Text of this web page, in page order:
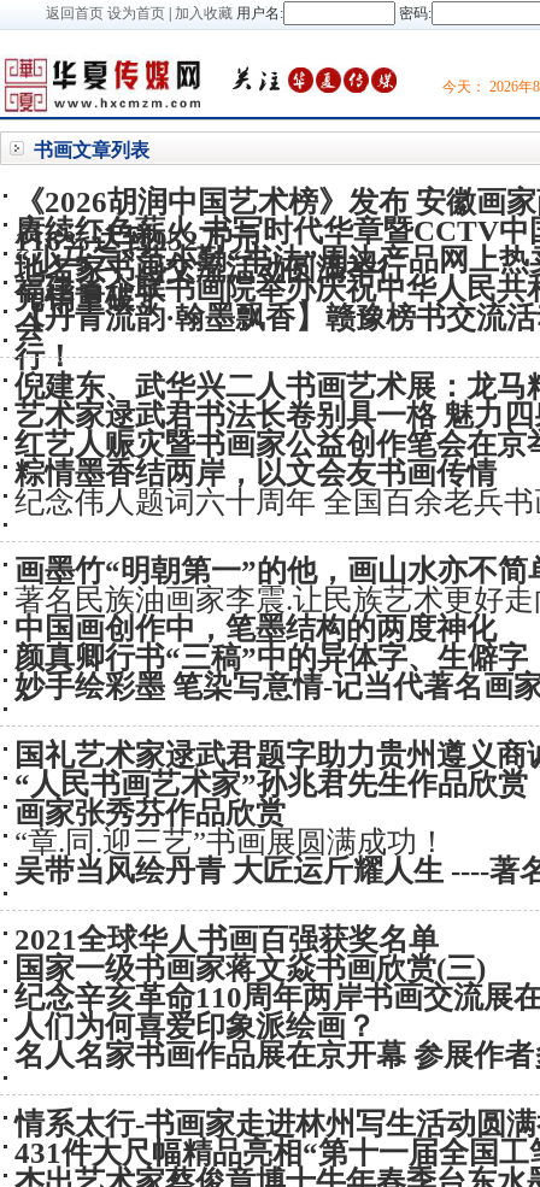
返回首页 设为首页| 加入收藏用户名: 密码:
今天： 2026年
书画文章列表
《2026胡润中国艺术榜》发布 安徽画
116%达到952万元
赓续红色薪火 书写时代华章暨CCTV
地名家书画交流活动圆满举行
“小马云”范小勤“书法”周边产品网上热
元销量破千
福建省企联书画院举办庆祝中华人民共
会
【丹青流韵·翰墨飘香】赣豫榜书交流
行！
倪建东、武华兴二人书画艺术展：龙马
艺术家逯武君书法长卷别具一格 魅力
红艺人赈灾暨书画家公益创作笔会在京
粽情墨香结两岸，以文会友书画传情
纪念伟人题词六十周年 全国百余老兵
画墨竹“明朝第一”的他，画山水亦不简
著名民族油画家李震.让民族艺术更好
中国画创作中，笔墨结构的两度神化
颜真卿行书“三稿”中的异体字、生僻
妙手绘彩墨 笔染写意情-记当代著名画
国礼艺术家逯武君题字助力贵州遵义商
“人民书画艺术家”孙兆君先生作品欣赏
画家张秀芬作品欣赏
“章.同.迎三艺”书画展圆满成功！
吴带当风绘丹青 大匠运斤耀人生 ----著
2021全球华人书画百强获奖名单
国家一级书画家蒋文焱书画欣赏(三)
纪念辛亥革命110周年两岸书画交流展
人们为何喜爱印象派绘画？
名人名家书画作品展在京开幕 参展作
情系太行-书画家走进林州写生活动圆
431件大尺幅精品亮相“第十一届全国工